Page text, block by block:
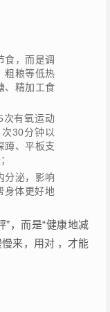
食，而是调
粮等低热
、精加工食
次有氧运动
30分钟以
蹲、平板支
分泌，影响
身体更好地
”，而是“健康地减
来，用对 ，才能